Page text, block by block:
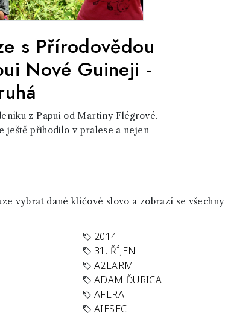
s Přírodovědou
Nové Guineji -
z Papui od Martiny Flégrové.
ještě přihodilo v pralese a nejen
vybrat dané klíčové slovo a zobrazí se všechny
2014
31. ŘÍJEN
A2LARM
ADAM ĎURICA
AFERA
AIESEC